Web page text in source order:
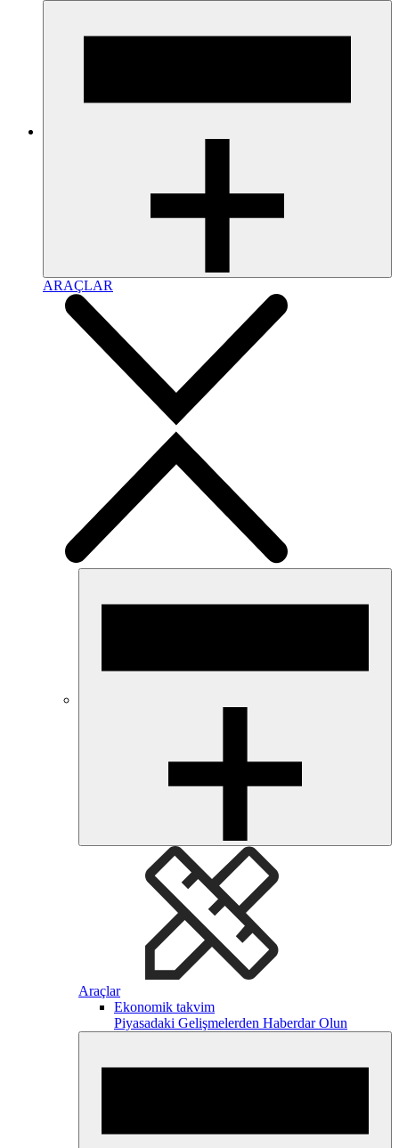
ARAÇLAR
Araçlar
Ekonomik takvim
Piyasadaki Gelişmelerden Haberdar Olun